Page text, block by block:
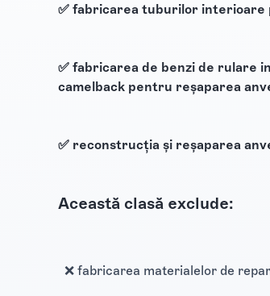
✅ fabricarea tuburilor interioare
✅ fabricarea de benzi de rulare
camelback pentru reșaparea
✅ reconstrucția și reșaparea
Această clasă exclude:
❌ fabricarea materialelor de